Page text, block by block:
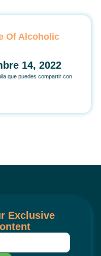
Of Alcoholic
14, 2022
que puedes compartir con
Exclusive